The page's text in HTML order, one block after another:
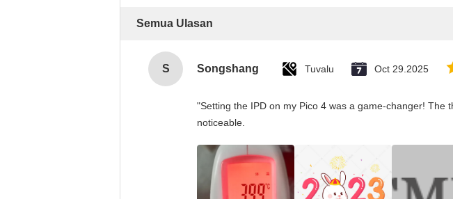
Semua Ulasan
S Songshang Tuvalu Oct 29.2025
"Setting the IPD on my Pico 4 was a game-changer!
noticeable.